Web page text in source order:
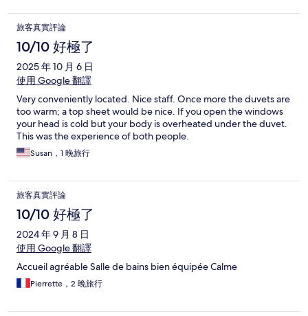
旅客真實評論
10/10 好極了
2025 年 10 月 6 日
使用 Google 翻譯
Very conveniently located. Nice staff. Once more the duvets are
too warm; a top sheet would be nice. If you open the windows
your head is cold but your body is overheated under the duvet.
This was the experience of both people.
Susan，1 晚旅行
旅客真實評論
10/10 好極了
2024 年 9 月 8 日
使用 Google 翻譯
Accueil agréable Salle de bains bien équipée Calme
Pierrette，2 晚旅行